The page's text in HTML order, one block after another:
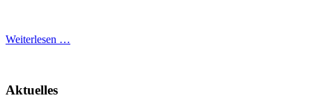
Weiterlesen …
Aktuelles